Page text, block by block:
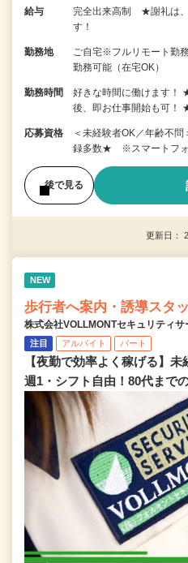
給与
完全出来高制 ★謝礼は、
す！
勤務地
ご自宅※フルリモート勤
勤務可能（在宅OK）
勤務時間
好きな時間に働けます！
後、即お仕事開始も可
応募資格
＜未経験者OK／年齢不
録多数★ ※スマートフォ
後で見る
更新日：
NEW
歩行者へ案内・誘導スタ
株式会社VOLLMONTセキュリティ
注目 アルバイト パート
【夜勤で効率よく稼げる】
週1・シフト自由！80代まで